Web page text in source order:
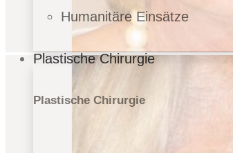
Humanitäre Einsätze
Plastische Chirurgie
Plastische Chirurgie